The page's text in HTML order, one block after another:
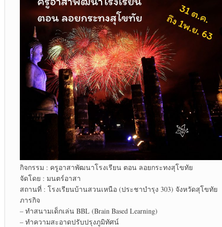
กิจกรรม : ครูอาสาพัฒนาโรงเรียน ตอน ลอยกระทงสุโขทัย
จัดโดย : มนตร์อาสา
สถานที่ : โรงเรียนบ้านสวนเหนือ (ประชาบำรุง 303) จังหวัดสุโขทัย
ภารกิจ
– ทำสนามเด็กเล่น BBL (Brain Based Learning)
– ทำความสะอาดปรับปรุงภูมิทัศน์